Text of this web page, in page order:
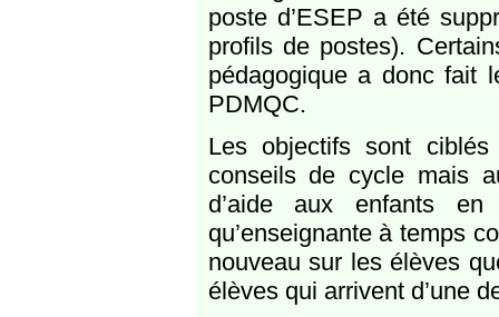
poste d’ESEP a été
profils de postes).
pédagogique a donc fait
PDMQC.
Les objectifs sont
conseils de cycle mais
d’aide aux enfants
qu’enseignante à temps
nouveau sur les élèves
élèves qui arrivent d’une